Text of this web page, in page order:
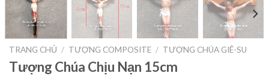
TRANG CHỦ / TƯỢNG COMPOSITE / TƯỢNG CHÚA GIÊ-SU
Tượng Chúa Chịu Nạn 15cm